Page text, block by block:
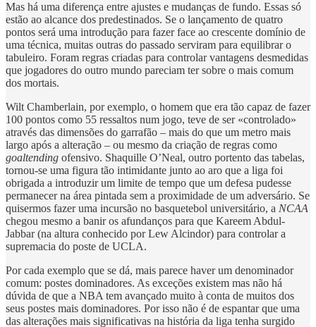
Mas há uma diferença entre ajustes e mudanças de fundo. Essas só
estão ao alcance dos predestinados. Se o lançamento de quatro
pontos será uma introdução para fazer face ao crescente domínio de
uma técnica, muitas outras do passado serviram para equilibrar o
tabuleiro. Foram regras criadas para controlar vantagens desmedidas
que jogadores do outro mundo pareciam ter sobre o mais comum
dos mortais.
Wilt Chamberlain, por exemplo, o homem que era tão capaz de fazer
100 pontos como 55 ressaltos num jogo, teve de ser «controlado»
através das dimensões do garrafão – mais do que um metro mais
largo após a alteração – ou mesmo da criação de regras como
goaltending ofensivo. Shaquille O’Neal, outro portento das tabelas,
tornou-se uma figura tão intimidante junto ao aro que a liga foi
obrigada a introduzir um limite de tempo que um defesa pudesse
permanecer na área pintada sem a proximidade de um adversário. Se
quisermos fazer uma incursão no basquetebol universitário, a NCAA
chegou mesmo a banir os afundanços para que Kareem Abdul-
Jabbar (na altura conhecido por Lew Alcindor) para controlar a
supremacia do poste de UCLA.
Por cada exemplo que se dá, mais parece haver um denominador
comum: postes dominadores. As exceções existem mas não há
dúvida de que a NBA tem avançado muito à conta de muitos dos
seus postes mais dominadores. Por isso não é de espantar que uma
das alterações mais significativas na história da liga tenha surgido